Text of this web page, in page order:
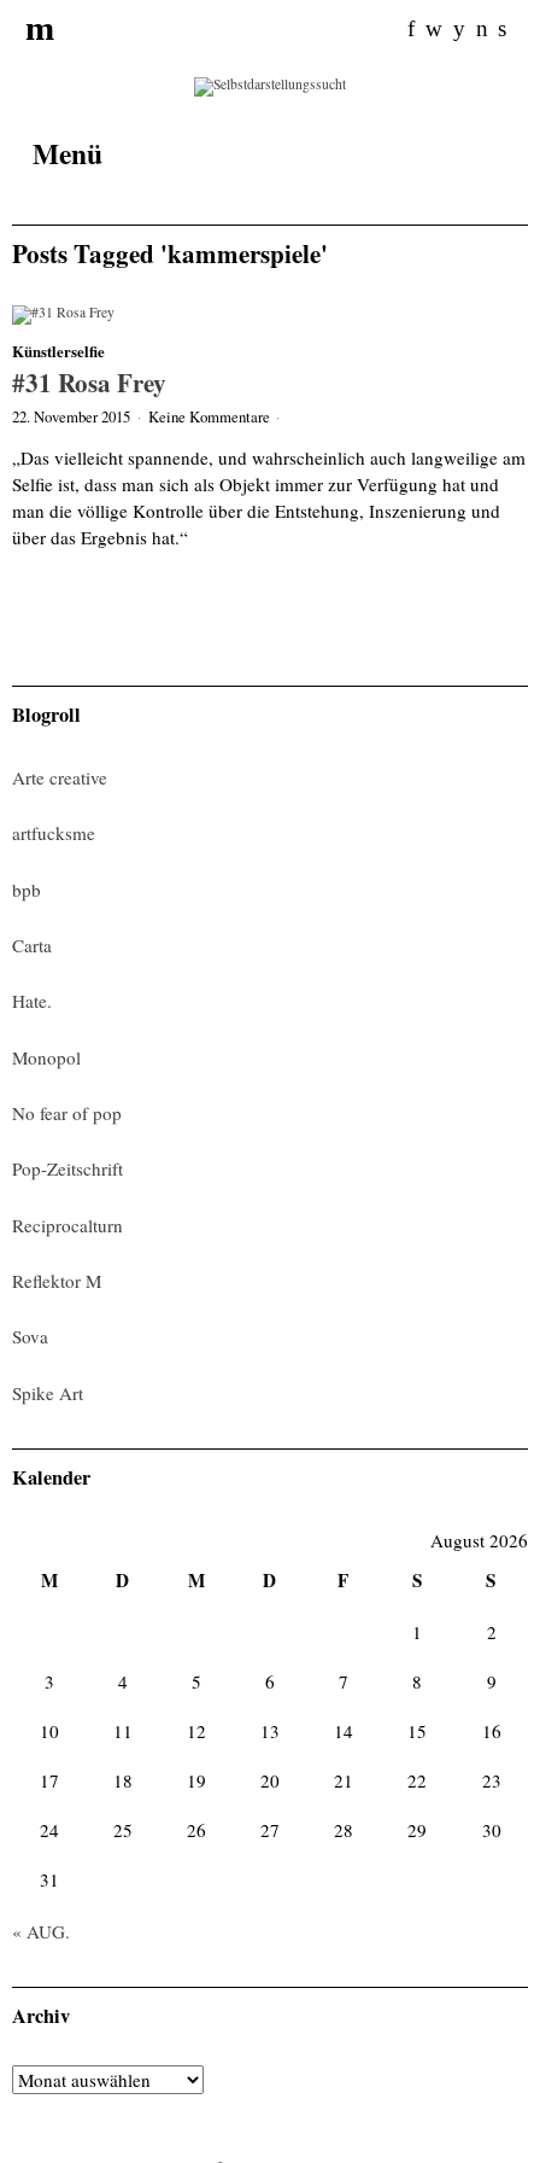
f w y n s
m
Menü
Posts Tagged 'kammerspiele'
Künstlerselfie
#31 Rosa Frey
22. November 2015 · Keine Kommentare ·
„Das vielleicht spannende, und wahrscheinlich auch langweilige am
Selfie ist, dass man sich als Objekt immer zur Verfügung hat und
man die völlige Kontrolle über die Entstehung, Inszenierung und
über das Ergebnis hat.“
Blogroll
Arte creative
artfucksme
bpb
Carta
Hate.
Monopol
No fear of pop
Pop-Zeitschrift
Reciprocalturn
Reflektor M
Sova
Spike Art
Kalender
August 2026
M D M D F S S
« AUG.
1 2
3 4 5 6 7 8 9
10 11 12 13 14 15 16
17 18 19 20 21 22 23
24 25 26 27 28 29 30
31
Archiv
Archiv